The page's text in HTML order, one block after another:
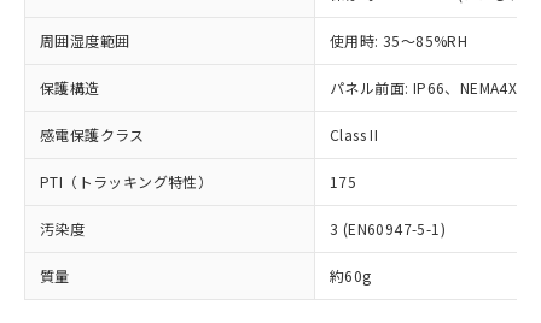
周囲湿度範囲 使用時: 35～85%RH
保護構造 パネル前面: IP66、NEMA4X,
感電保護クラス Class II
PTI（トラッキング特性） 175
汚染度 3 (EN60947-5-1)
質量 約60g
オムロン制御機器販売店や当社販売拠
販売ネットワーク
」をご確認
在庫状況および標準価格結果を当社の
事前の承諾なく第三者に漏洩または開
示しないようお願いします。
マイパーツ機能（部品リスト作成サー
メンバーズにご登録されている必要が
お客様が当ウェブサイト上で当社にご
フタル酸エステル類の４物質については閾値を超える意
※2 対応予定月
部品在庫の切り替え状況などにより、予定
月が前後することがあります。
※3 非含有証明書ダウンロード
DEHP(フタル酸ビス(2-エチルヘキシル)) : 1000ppm
※2 環境保護使用期限
「ｅ」：有害物質（10物質）のすべてが基
準値以下であることを示します。
「10」：通常の使用状況下において有害物
質が外部に漏えいし、環境に深刻な影響を
及ぼさない年数を意味します。
「－」：未確認です。当社販売部門へお問
当社は貴社製品を、核兵器、ミサイ
ル、化学兵器、生物兵器またはその他
武器並びにこれらの製造装置等に一切
当社は、貴社製品を第三者に販売する
場合は、上記1、2および3の内容を当
該第三者に通知します。また当社は、
販売先および販売に係わる関係者が違
法に輸出するおそれがある場合は、取
り引きをいたしません。
－
在庫なし(最新の在庫状況につ
いては、お客様のお取引先、ま
たはお客様担当のオムロン制御
機器販売店・当社販売員にご確
空
受注生産機種、また在庫状況の
情報を公開していない機種